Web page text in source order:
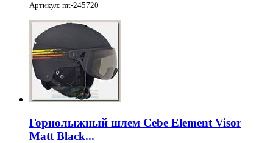
Артикул: mt-245720
Горнолыжный шлем Cebe Element Visor
Matt Black...